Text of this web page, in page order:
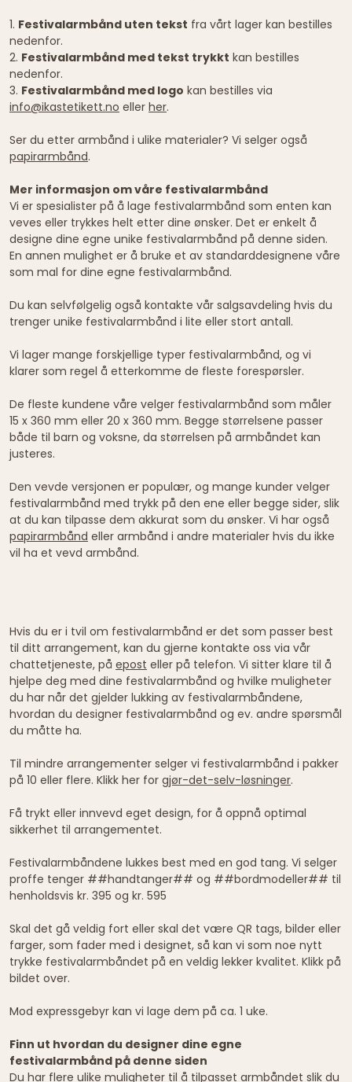
1. Festivalarmbånd uten tekst fra vårt lager kan bestilles
nedenfor.
2. Festivalarmbånd med tekst trykkt kan bestilles
nedenfor.
3. Festivalarmbånd med logo kan bestilles via
info@ikastetikett.no eller her.
Ser du etter armbånd i ulike materialer? Vi selger også
papirarmbånd.
Mer informasjon om våre festivalarmbånd
Vi er spesialister på å lage festivalarmbånd som enten kan
veves eller trykkes helt etter dine ønsker. Det er enkelt å
designe dine egne unike festivalarmbånd på denne siden.
En annen mulighet er å bruke et av standarddesignene våre
som mal for dine egne festivalarmbånd.
Du kan selvfølgelig også kontakte vår salgsavdeling hvis du
trenger unike festivalarmbånd i lite eller stort antall.
Vi lager mange forskjellige typer festivalarmbånd, og vi
klarer som regel å etterkomme de fleste forespørsler.
De fleste kundene våre velger festivalarmbånd som måler
15 x 360 mm eller 20 x 360 mm. Begge størrelsene passer
både til barn og voksne, da størrelsen på armbåndet kan
justeres.
Den vevde versjonen er populær, og mange kunder velger
festivalarmbånd med trykk på den ene eller begge sider, slik
at du kan tilpasse dem akkurat som du ønsker. Vi har også
papirarmbånd eller armbånd i andre materialer hvis du ikke
vil ha et vevd armbånd.
Hvis du er i tvil om festivalarmbånd er det som passer best
til ditt arrangement, kan du gjerne kontakte oss via vår
chattetjeneste, på epost eller på telefon. Vi sitter klare til å
hjelpe deg med dine festivalarmbånd og hvilke muligheter
du har når det gjelder lukking av festivalarmbåndene,
hvordan du designer festivalarmbånd og ev. andre spørsmål
du måtte ha.
Til mindre arrangementer selger vi festivalarmbånd i pakker
på 10 eller flere. Klikk her for gjør-det-selv-løsninger.
Få trykt eller innvevd eget design, for å oppnå optimal
sikkerhet til arrangementet.
Festivalarmbåndene lukkes best med en god tang. Vi selger
proffe tenger ##handtanger## og ##bordmodeller## til
henholdsvis kr. 395 og kr. 595
Skal det gå veldig fort eller skal det være QR tags, bilder eller
farger, som fader med i designet, så kan vi som noe nytt
trykke festivalarmbåndet på en veldig lekker kvalitet. Klikk på
bildet over.
Mod expressgebyr kan vi lage dem på ca. 1 uke.
Finn ut hvordan du designer dine egne
festivalarmbånd på denne siden
Du har flere ulike muligheter til å tilpasset armbåndet slik du